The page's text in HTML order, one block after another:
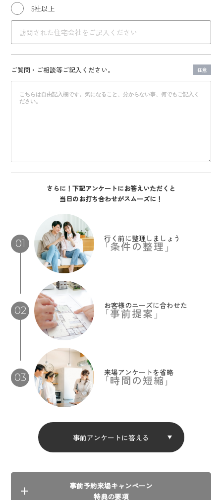
5社以上
ご質問・ご相談等ご記入ください。 任意
さらに！下記アンケートにお答えいただくと
当日のお打ち合わせがスムーズに！
01 行く前に整理しましょう
｢条件の整理」
02 お客様のニーズに合わせた
｢事前提案」
03 来場アンケートを省略
｢時間の短縮｣
事前アンケートに答える
新しいお住まいのご希望を教えてください。
事前予約来場キャンペーン
特典の要項